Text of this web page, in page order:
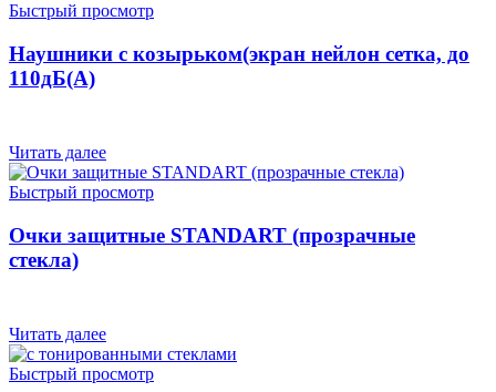
Быстрый просмотр
Наушники с козырьком(экран нейлон сетка, до
110дБ(A)
Читать далее
Быстрый просмотр
Очки защитные STANDART (прозрачные
стекла)
Читать далее
Быстрый просмотр